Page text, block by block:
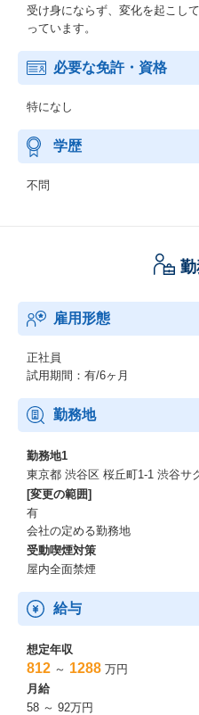
受け身にならず、変化を起こし
っています。
必要な免許・資格
特になし
学歴
不問
雇用形態
正社員
試用期間：有/6ヶ月
勤務地
勤務地1
東京都 渋谷区 桜丘町1-1 渋谷サ
[変更の範囲]
有
会社の定める勤務地
受動喫煙対策
屋内全面禁煙
給与
想定年収
812 ～ 1288 万円
月給
58 ～ 92万円